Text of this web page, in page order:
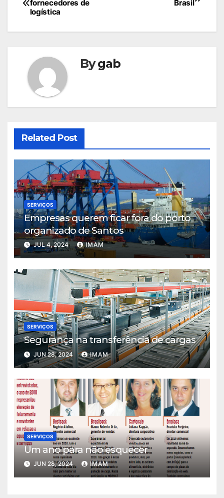
de
Brasil
fornecedores de
logística
Bygab
Related Post
SERVIÇOS
Empresas querem ficar fora do porto
organizado de Santos
JUL 4, 2024 IMAM
SERVIÇOS
Segurança na transferência de cargas
JUN 28, 2024 IMAM
SERVIÇOS
Um ano para não esquecer
JUN 28, 2024 IMAM